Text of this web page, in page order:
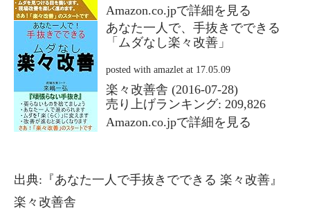
Amazon.co.jpで詳細を見る
あなた一人で、手抜きでできる
「ムダなし楽々改善」
posted with amazlet at 17.05.09
楽々改善舎 (2016-07-28)
売り上げランキング: 209,826
Amazon.co.jpで詳細を見る
出典:『あなた一人で手抜きでできる 楽々改善』
楽々改善舎